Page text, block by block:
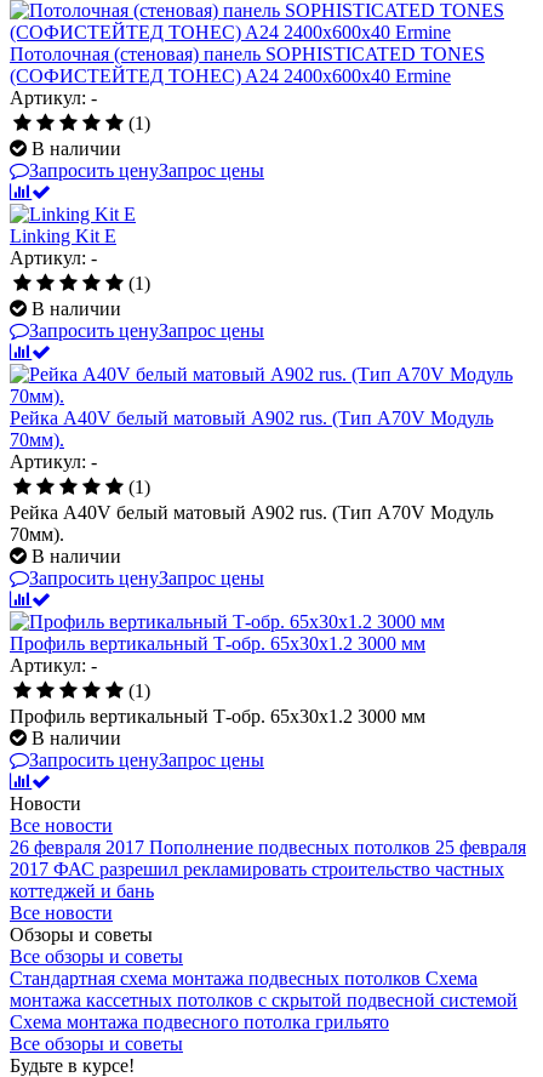
Потолочная (стеновая) панель SOPHISTICATED TONES
(СОФИСТЕЙТЕД ТОНЕС) A24 2400x600x40 Ermine
Артикул: -
(1)
В наличии
Запросить ценуЗапрос цены
Linking Kit E
Артикул: -
(1)
В наличии
Запросить ценуЗапрос цены
Рейка A40V белый матовый A902 rus. (Тип A70V Модуль
70мм).
Артикул: -
(1)
Рейка A40V белый матовый A902 rus. (Тип A70V Модуль
70мм).
В наличии
Запросить ценуЗапрос цены
Профиль вертикальный Т-обр. 65х30х1.2 3000 мм
Артикул: -
(1)
Профиль вертикальный Т-обр. 65х30х1.2 3000 мм
В наличии
Запросить ценуЗапрос цены
Новости
Все новости
26 февраля 2017 Пополнение подвесных потолков 25 февраля
2017 ФАС разрешил рекламировать строительство частных
коттеджей и бань
Все новости
Обзоры и советы
Все обзоры и советы
Стандартная схема монтажа подвесных потолков Схема
монтажа кассетных потолков с скрытой подвесной системой
Схема монтажа подвесного потолка грильято
Все обзоры и советы
Будьте в курсе!